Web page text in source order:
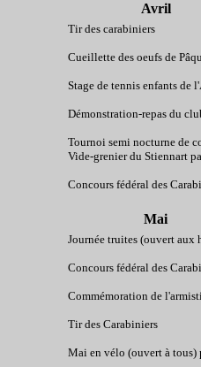
Avril
Tir des carabiniers
Cueillette des oeufs de
Stage de tennis enfants de
Démonstration-repas du
Tournoi semi nocturne de
Vide-grenier du Stiennart
Concours fédéral des
Mai
Journée truites (ouvert aux
Concours fédéral des
Commémoration de
Tir des Carabiniers
Mai en vélo (ouvert à